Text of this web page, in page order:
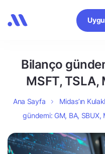
Bilanço
MSFT, TSLA,
Ana Sayfa Midas’ın
gündemi: GM, BA, SBUX,